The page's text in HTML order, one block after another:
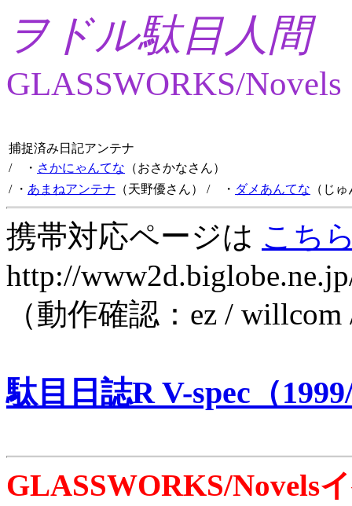
ヲドル駄目人間
GLASSWORKS/Novels
捕捉済み日記アンテナ
/ ・ さかにゃんてな （おさかなさん）
/ ・ あまねアンテナ （天野優さん） / ・ ダメあんてな （じ
携帯対応ページは こち
http://
（動作確認：ez /
駄目日誌R V-spec（
GLASSWORKS/Novels